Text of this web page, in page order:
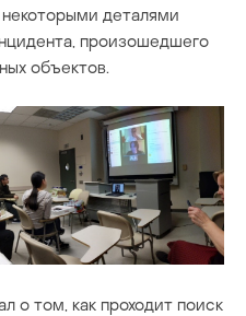
деталями
произошедшего
объектов.
о том, как проходит поиск